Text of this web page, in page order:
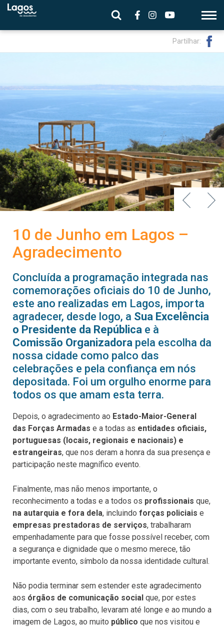
Partilhar:
10 de Junho em Lagos –
Agradecimento
Concluída a programação integrada nas
comemorações oficiais do 10 de Junho,
este ano realizadas em Lagos, importa
agradecer, desde logo, a Sua Excelência
o Presidente da República e à
Comissão Organizadora pela escolha da
nossa cidade como palco das
celebrações e pela confiança em nós
depositada. Foi um orgulho enorme para
todos os que amam esta terra.
Depois, o agradecimento ao Estado-Maior-General
das Forças Armadas e a todas as entidades oficiais,
portuguesas (locais, regionais e nacionais) e
estrangeiras, que nos deram a honra da sua presença e
participação neste magnífico evento.
Finalmente, mas não menos importante, o
reconhecimento a todas e a todos os profissionais que,
na autarquia e fora dela, incluindo forças policiais e
empresas prestadoras de serviços, trabalharam
empenhadamente para que fosse possível receber, com
a segurança e dignidade que o mesmo merece, tão
importante evento, símbolo da nossa identidade cultural.
Não podia terminar sem estender este agradecimento
aos órgãos de comunicação social que, por estes
dias, com o seu trabalho, levaram até longe e ao mundo a
imagem de Lagos, ao muito público que nos visitou e